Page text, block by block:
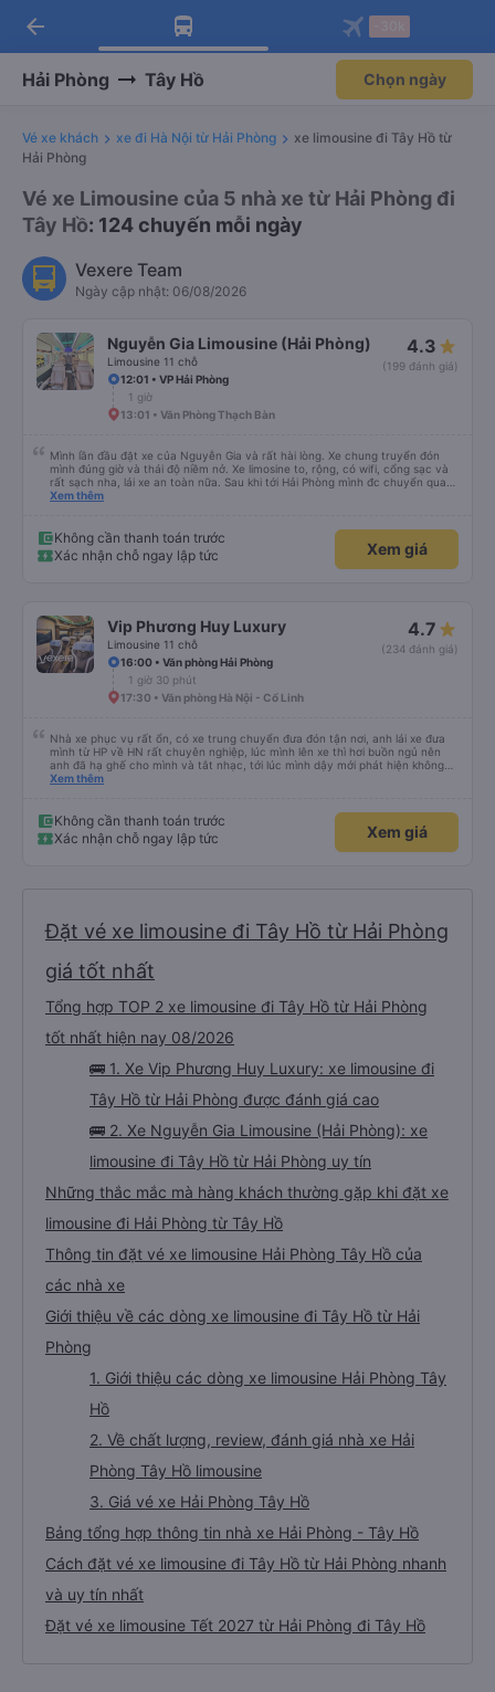
Tải app Vexere ngay!
Nhận ưu đãi thành viên độc
Mở app
Tải app Vexere
-30k/ghế khi đặt vé máy bay qua
Mở app
arrow_back
Hải Phòng Tây Hồ Chọn ngày
Vé xe khách xe đi Hà Nội từ Hải Phòng
xe limousine đi Tây Hồ từ
Hải Phòng
Vé xe Limousine của 5 nhà xe từ Hải Phòng đi
Tây Hồ: 124 chuyến mỗi ngày
Vexere Team
Ngày cập nhật: 06/08/2026
Nguyễn Gia Limousine (Hải Phòng)
Limousine 11 chỗ
4.3
(199 đánh giá)
12:01 • VP Hải Phòng
1 giờ
13:01 • Văn Phòng Thạch Bàn
Mình lần đầu đặt xe của Nguyễn Gia và rất hài lòng. Xe chung truyển đón
mình đúng giờ và thái độ niềm nở. Xe limosine to, rộng, có wifi, cổng sạc và
rất sạch nha, lái xe an toàn nữa. Sau khi tới Hải Phòng mình đc chuyển qua
xe trung chuyển ( vf6) sạch sẽ, thoải mái bạn lái xe rất nice. 1 trải nghiệm
Xem thêm
Không cần thanh toán trước
Xác nhận chỗ ngay lập tức
Xem giá
Vip Phương Huy Luxury
Limousine 11 chỗ
4.7
(234 đánh giá)
16:00 • Văn phòng Hải Phòng
1 giờ 30 phút
17:30 • Văn phòng Hà Nội - Cổ Linh
Nhà xe phục vụ rất ổn, có xe trung chuyển đưa đón tận nơi, anh lái xe đưa
mình từ HP về HN rất chuyên nghiệp, lúc mình lên xe thì hơi buồn ngủ nên
anh đã hạ ghế cho mình và tắt nhạc, tới lúc mình dậy mới phát hiện không
thấy điện thoại thì anh đã ngay lập tức gọi xe trung chuyển để tìm điện thoại
Xem thêm
Không cần thanh toán trước
Xác nhận chỗ ngay lập tức
Xem giá
Đặt vé xe limousine đi Tây Hồ từ Hải Phòng
giá tốt nhất
Tổng hợp TOP 2 xe limousine đi Tây Hồ từ Hải Phòng
tốt nhất hiện nay 08/2026
🚌 1. Xe Vip Phương Huy Luxury: xe limousine đi
Tây Hồ từ Hải Phòng được đánh giá cao
🚌 2. Xe Nguyễn Gia Limousine (Hải Phòng): xe
limousine đi Tây Hồ từ Hải Phòng uy tín
Những thắc mắc mà hàng khách thường gặp khi đặt xe
limousine đi Hải Phòng từ Tây Hồ
Thông tin đặt vé xe limousine Hải Phòng Tây Hồ của
các nhà xe
Giới thiệu về các dòng xe limousine đi Tây Hồ từ Hải
Phòng
1. Giới thiệu các dòng xe limousine Hải Phòng Tây
Hồ
2. Về chất lượng, review, đánh giá nhà xe Hải
Phòng Tây Hồ limousine
3. Giá vé xe Hải Phòng Tây Hồ
Bảng tổng hợp thông tin nhà xe Hải Phòng - Tây Hồ
Cách đặt vé xe limousine đi Tây Hồ từ Hải Phòng nhanh
và uy tín nhất
Đặt vé xe limousine Tết 2027 từ Hải Phòng đi Tây Hồ